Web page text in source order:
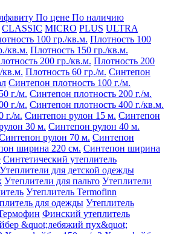
По цене По наличию
CLASSIC MICRO PLUS ULTRA
100 гр./кв.м. Плотность 100
кв.м. Плотность 150 гр./кв.м.
200 гр./кв.м. Плотность 200
кв.м. Плотность 60 гр./м. Синтепон
Синтепон плотность 100 г./м.
г./м. Синтепон плотность 200 г./м.
г./м. Синтепон плотность 400 г./кв.м.
г./м. Синтепон рулон 15 м. Синтепон
30 м. Синтепон рулон 40 м.
рулон 70 м. Синтепон
ширина 220 см. Синтепон ширина
Синтетический утеплитель
Утеплители для детской одежды
Утеплители для пальто Утеплители
Утеплитель Termofinn
для одежды Утеплитель
Финский утеплитель
&quot;лебяжий пух&quot;